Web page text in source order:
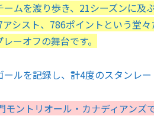
ムを渡り歩き、21シーズンに及
シスト、786ポイントという堂
ーオフの舞台です。
ルを記録し、計4度のスタンレ
ントリオール・カナディアンズ